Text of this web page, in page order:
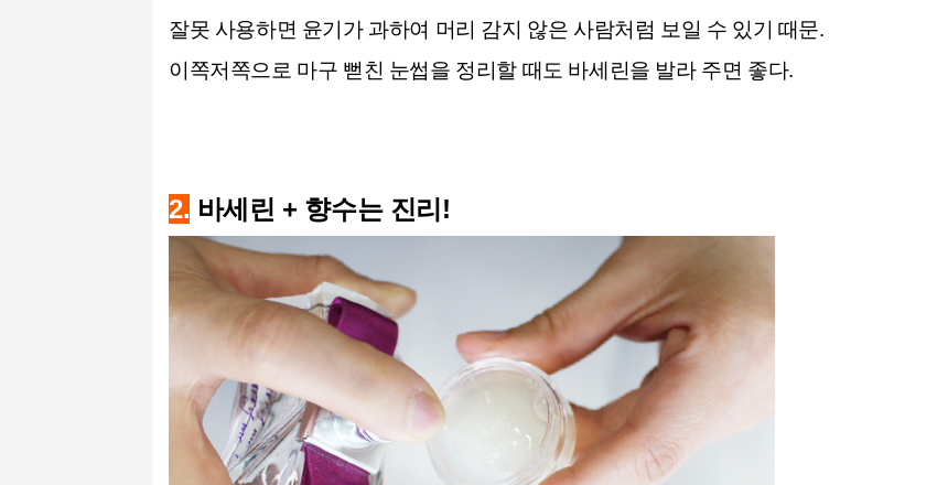
잘못 사용하면 윤기가 과하여 머리 감지 않은 사람처럼 보일 수 있기 때문.
이쪽저쪽으로 마구 뻗친 눈썹을 정리할 때도 바세린을 발라 주면 좋다.
2. 바세린 + 향수는 진리!